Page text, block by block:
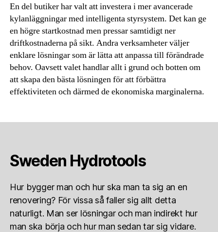
En del butiker har valt att investera i mer avancerade
kylanläggningar med intelligenta styrsystem. Det kan ge
en högre startkostnad men pressar samtidigt ner
driftkostnaderna på sikt. Andra verksamheter väljer
enklare lösningar som är lätta att anpassa till förändrade
behov. Oavsett valet handlar allt i grund och botten om
att skapa den bästa lösningen för att förbättra
effektiviteten och därmed de ekonomiska marginalerna.
Sweden Hydrotools
Hur bygger man och hur ska man ta sig an en
renovering? För vissa så faller sig allt detta
naturligt. Man ser lösningar och man indirekt hur
man ska börja och hur man sedan tar sig vidare.